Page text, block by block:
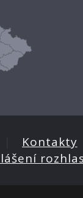
Kontakty